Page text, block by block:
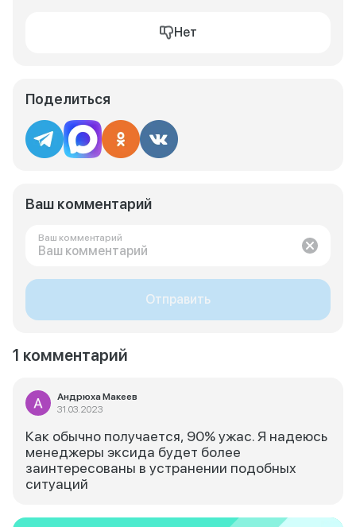
Нет
Поделиться
Ваш комментарий
Ваш комментарий
Отправить
1 комментарий
Андрюха Макеев
31.03.2023
Как обычно получается, 90% ужас. Я надеюсь
менеджеры эксида будет более
заинтересованы в устранении подобных
ситуаций